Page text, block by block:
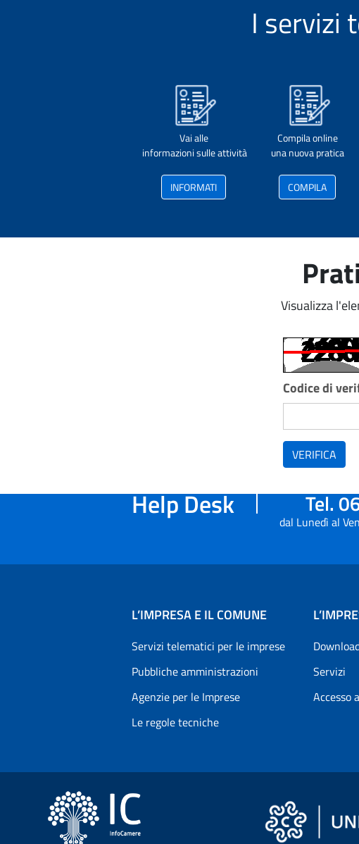
I servizi
Vai alle
informazioni sulle attività
INFORMATI
Compila online
una nuova pratica
COMPILA
Visualizza
Codice di
VERIFICA
Help Desk Tel.
dal Lunedì al
L’IMPRESA E IL COMUNE
Servizi telematici per le imprese
Pubbliche amministrazioni
Agenzie per le Imprese
Le regole tecniche
Servizi
Accesso